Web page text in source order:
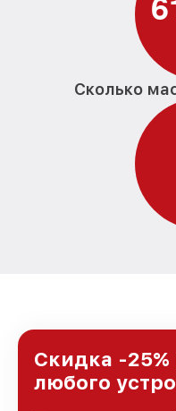
Сколько
Скидка -25%
любого